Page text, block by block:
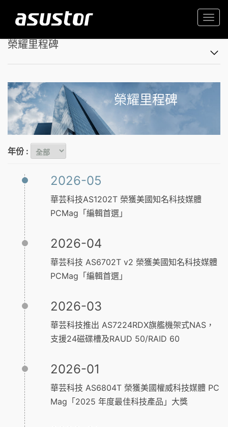
榮耀里程碑
榮耀里程碑
年份 :
2026-05
華芸科技AS1202T 榮獲美國知名科技媒體
PCMag「編輯首選」
2026-04
華芸科技 AS6702T v2 榮獲美國知名科技媒體
PCMag「編輯首選」
2026-03
華芸科技推出 AS7224RDX旗艦機架式NAS，
支援24磁碟槽及RAUD 50/RAID 60
2026-01
華芸科技 AS6804T 榮獲美國權威科技媒體 PC
Mag「2025 年度最佳科技產品」大獎